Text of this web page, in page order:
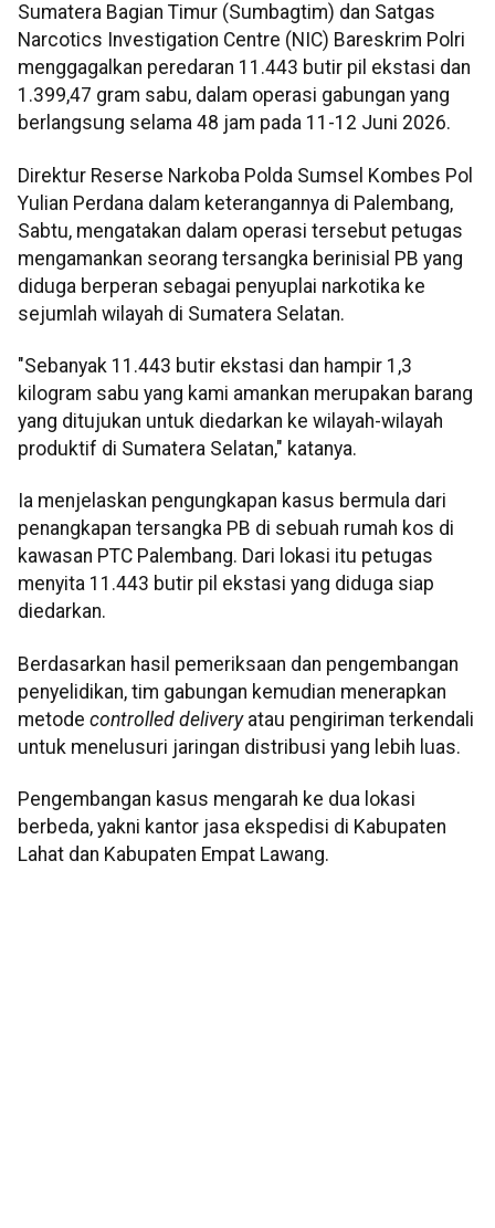
Sumatera Bagian Timur (Sumbagtim) dan Satgas
Narcotics Investigation Centre (NIC) Bareskrim Polri
menggagalkan peredaran 11.443 butir pil ekstasi dan
1.399,47 gram sabu, dalam operasi gabungan yang
berlangsung selama 48 jam pada 11-12 Juni 2026.
Direktur Reserse Narkoba Polda Sumsel Kombes Pol
Yulian Perdana dalam keterangannya di Palembang,
Sabtu, mengatakan dalam operasi tersebut petugas
mengamankan seorang tersangka berinisial PB yang
diduga berperan sebagai penyuplai narkotika ke
sejumlah wilayah di Sumatera Selatan.
"Sebanyak 11.443 butir ekstasi dan hampir 1,3
kilogram sabu yang kami amankan merupakan barang
yang ditujukan untuk diedarkan ke wilayah-wilayah
produktif di Sumatera Selatan," katanya.
Ia menjelaskan pengungkapan kasus bermula dari
penangkapan tersangka PB di sebuah rumah kos di
kawasan PTC Palembang. Dari lokasi itu petugas
menyita 11.443 butir pil ekstasi yang diduga siap
diedarkan.
Berdasarkan hasil pemeriksaan dan pengembangan
penyelidikan, tim gabungan kemudian menerapkan
metode controlled delivery atau pengiriman terkendali
untuk menelusuri jaringan distribusi yang lebih luas.
Pengembangan kasus mengarah ke dua lokasi
berbeda, yakni kantor jasa ekspedisi di Kabupaten
Lahat dan Kabupaten Empat Lawang.